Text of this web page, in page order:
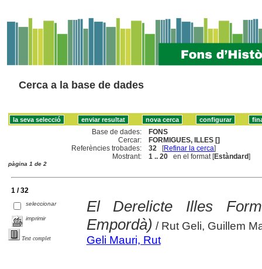
Cerca a la base de dades
Base de dades:
FONS
Cercar:
FORMIGUES, ILLES []
Referències trobades:
32 [Refinar la cerca]
Mostrant:
1 .. 20 en el format [Estàndard]
pàgina 1 de 2
1 / 32
seleccionar
imprimir
Text complet
El Derelicte Illes
Empordà) / Rut Geli, Guillem
Geli Mauri, Rut